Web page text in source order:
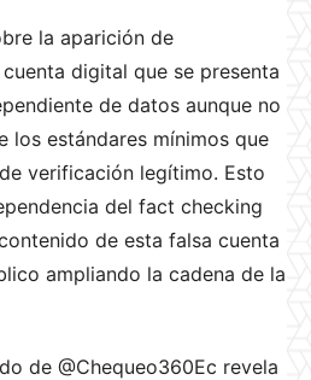
la aparición de
digital que se presenta
de datos aunque no
los estándares mínimos que
verificación legítimo. Esto
del fact checking
de esta falsa cuenta
ampliando la cadena de la
de @Chequeo360Ec revela